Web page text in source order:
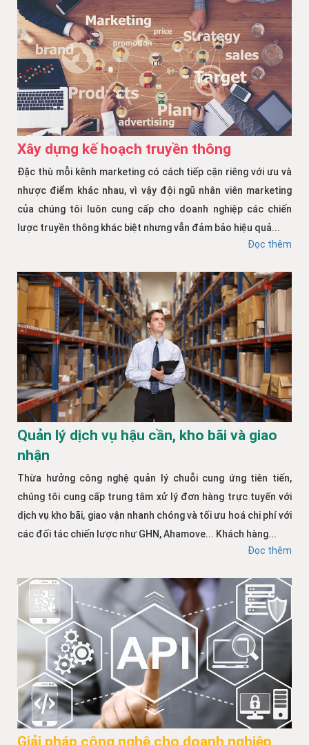
Xây dựng kế hoạch truyền thông
Đặc thù mỗi kênh marketing có cách tiếp cận riêng với ưu và
nhược điểm khác nhau, vì vậy đội ngũ nhân viên marketing
của chúng tôi luôn cung cấp cho doanh nghiệp các chiến
lược truyền thông khác biệt nhưng vẫn đảm bảo hiệu quả...
Đọc thêm
Quản lý dịch vụ hậu cần, kho bãi và giao
nhận
Thừa hưởng công nghệ quản lý chuỗi cung ứng tiên tiến,
chúng tôi cung cấp trung tâm xử lý đơn hàng trực tuyến với
dịch vụ kho bãi, giao vận nhanh chóng và tối ưu hoá chi phí với
các đối tác chiến lược như GHN, Ahamove... Khách hàng...
Đọc thêm
Giải pháp công nghệ cho doanh nghiệp